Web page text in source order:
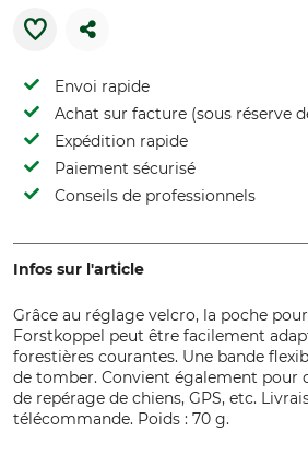
Envoi rapide
Achat sur facture (sous réserve
Expédition rapide
Paiement sécurisé
Conseils de professionnels
Infos sur l'article
Grâce au réglage velcro, la poche
Forstkoppel peut être facilement
forestières courantes. Une bande
de tomber. Convient également pour
de repérage de chiens, GPS, etc.
télécommande. Poids : 70 g.